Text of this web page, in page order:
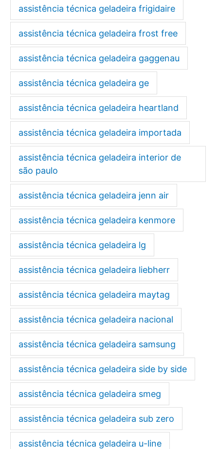
assistência técnica geladeira frigidaire
assistência técnica geladeira frost free
assistência técnica geladeira gaggenau
assistência técnica geladeira ge
assistência técnica geladeira heartland
assistência técnica geladeira importada
assistência técnica geladeira interior de
são paulo
assistência técnica geladeira jenn air
assistência técnica geladeira kenmore
assistência técnica geladeira lg
assistência técnica geladeira liebherr
assistência técnica geladeira maytag
assistência técnica geladeira nacional
assistência técnica geladeira samsung
assistência técnica geladeira side by side
assistência técnica geladeira smeg
assistência técnica geladeira sub zero
assistência técnica geladeira u-line